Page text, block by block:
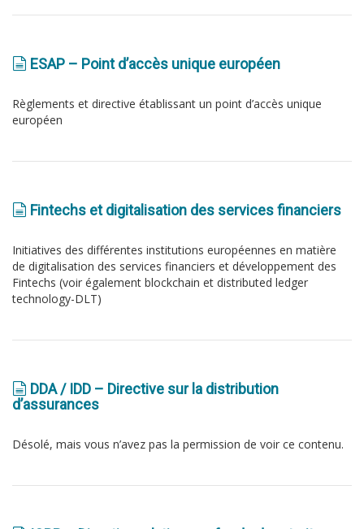
ESAP – Point d’accès unique européen
Règlements et directive établissant un point d’accès unique
européen
Fintechs et digitalisation des services financiers
Initiatives des différentes institutions européennes en matière
de digitalisation des services financiers et développement des
Fintechs (voir également blockchain et distributed ledger
technology-DLT)
DDA / IDD – Directive sur la distribution
d’assurances
Désolé, mais vous n’avez pas la permission de voir ce contenu.